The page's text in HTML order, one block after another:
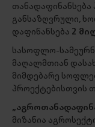
განსაზღვრული,
დაფინანსება 2
სასოფლო-
მაღალმთიან
მიმდებარე
პროექტებისთვის
მიზანია